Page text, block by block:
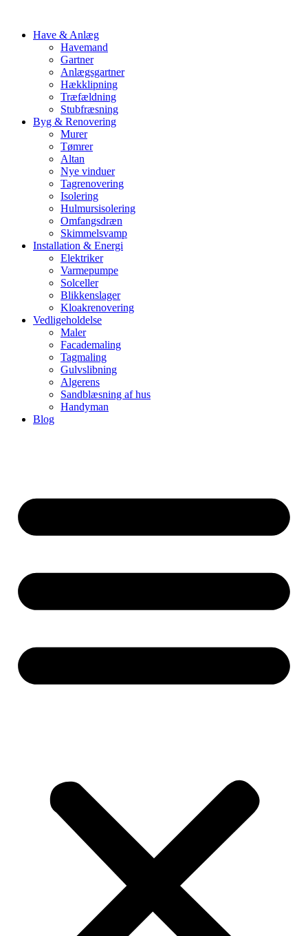
Have & Anlæg
Havemand
Gartner
Anlægsgartner
Hækklipning
Træfældning
Stubfræsning
Byg & Renovering
Murer
Tømrer
Altan
Nye vinduer
Tagrenovering
Isolering
Hulmursisolering
Omfangsdræn
Skimmelsvamp
Installation & Energi
Elektriker
Varmepumpe
Solceller
Blikkenslager
Kloakrenovering
Vedligeholdelse
Maler
Facademaling
Tagmaling
Gulvslibning
Algerens
Sandblæsning af hus
Handyman
Blog